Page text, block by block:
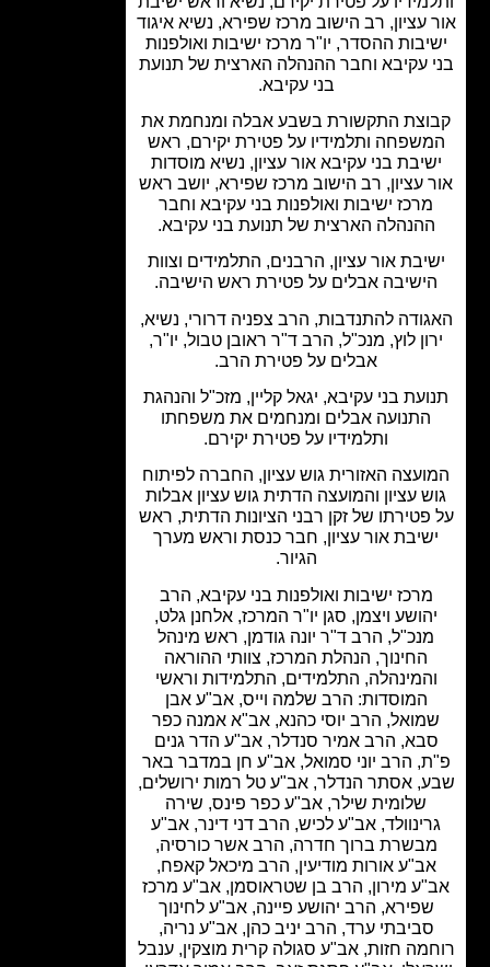
עציון, רב הישוב מרכז שפירא, נשיא איגוד
ההסדר, יו"ר מרכז ישיבות ואולפנות
עקיבא וחבר ההנהלה הארצית של תנועת
בני עקיבא.
התקשורת בשבע אבלה ומנחמת את
ותלמידיו על פטירת יקירם, ראש
בני עקיבא אור עציון, נשיא מוסדות
עציון, רב הישוב מרכז שפירא, יושב ראש
מרכז ישיבות ואולפנות בני עקיבא וחבר
הארצית של תנועת בני עקיבא.
אור עציון, הרבנים, התלמידים וצוות
אבלים על פטירת ראש הישיבה.
להתנדבות, הרב צפניה דרורי, נשיא,
לוץ, מנכ"ל, הרב ד"ר ראובן טבול, יו"ר,
אבלים על פטירת הרב.
בני עקיבא, יגאל קליין, מזכ"ל והנהגת
התנועה אבלים ומנחמים את משפחתו
ותלמידיו על פטירת יקירם.
האזורית גוש עציון, החברה לפיתוח
עציון והמועצה הדתית גוש עציון אבלות
של זקן רבני הציונות הדתית, ראש
אור עציון, חבר כנסת וראש מערך
מרכז ישיבות ואולפנות בני עקיבא, הרב
ויצמן, סגן יו"ר המרכז, אלחנן גלט,
הרב ד"ר יונה גודמן, ראש מינהל
החינוך, הנהלת המרכז, צוותי ההוראה
התלמידים, התלמידות וראשי
המוסדות: הרב שלמה וייס, אב"ע אבן
הרב יוסי כהנא, אב"א אמנה כפר
הרב אמיר סנדלר, אב"ע הדר גנים
הרב יוני סמואל, אב"ע חן במדבר באר
אסתר הנדלר, אב"ע טל רמות ירושלים,
שלומית שילר, אב"ע כפר פינס, שירה
אב"ע לכיש, הרב דני דינר, אב"ע
ברוך חדרה, הרב אשר כורסיה,
אורות מודיעין, הרב מיכאל קאפח,
מירון, הרב בן שטראוסמן, אב"ע מרכז
שפירא, הרב יהושע פיינה, אב"ע לחינוך
סביבתי ערד, הרב יניב כהן, אב"ע נריה,
חזות, אב"ע סגולה קרית מוצקין, ענבל